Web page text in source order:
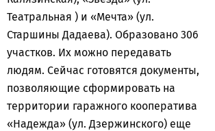
Театральная ) и «Мечта» (ул.
Старшины Дадаева). Образовано 306
участков. Их можно передавать
людям. Сейчас готовятся документы,
позволяющие сформировать на
территории гаражного кооператива
«Надежда» (ул. Дзержинского) еще